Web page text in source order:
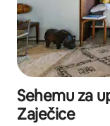
Sehemu za
Zaječice